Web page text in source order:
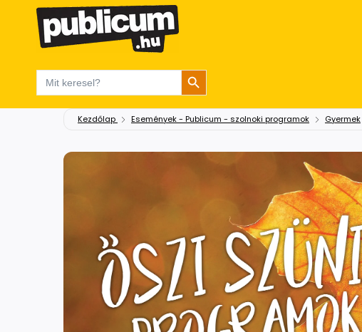
Search
for:
Search Button
Kezdőlap Események - Publicum - szolnoki programok Gyermek